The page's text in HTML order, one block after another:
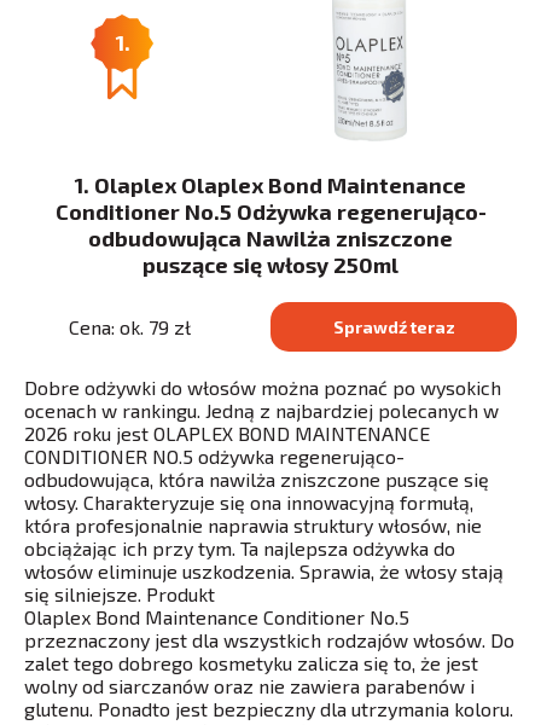
1.
1. Olaplex Olaplex Bond Maintenance
Conditioner No.5 Odżywka regenerująco-
odbudowująca Nawilża zniszczone
puszące się włosy 250ml
Cena: ok. 79 zł Sprawdź teraz
Dobre odżywki do włosów można poznać po wysokich
ocenach w rankingu. Jedną z najbardziej polecanych w
2026 roku jest OLAPLEX BOND MAINTENANCE
CONDITIONER NO.5 odżywka regenerująco-
odbudowująca, która nawilża zniszczone puszące się
włosy. Charakteryzuje się ona innowacyjną formułą,
która profesjonalnie naprawia struktury włosów, nie
obciążając ich przy tym. Ta najlepsza odżywka do
włosów eliminuje uszkodzenia. Sprawia, że włosy stają
się silniejsze. Produkt
Olaplex Bond Maintenance Conditioner No.5
przeznaczony jest dla wszystkich rodzajów włosów. Do
zalet tego dobrego kosmetyku zalicza się to, że jest
wolny od siarczanów oraz nie zawiera parabenów i
glutenu. Ponadto jest bezpieczny dla utrzymania koloru.